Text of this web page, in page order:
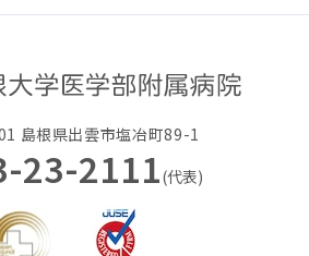
島根県出雲市塩冶町89-1
23-2111(代表)